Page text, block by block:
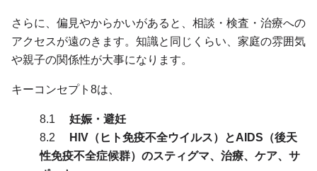
さらに、偏見やからかいがあると、相談・検査・治療への
アクセスが遠のきます。知識と同じくらい、家庭の雰囲気
や親子の関係性が大事になります。
キーコンセプト8は、
8.1 妊娠・避妊
8.2
HIV（ヒト免疫不全ウイルス）とAIDS（後天
性免疫不全症候群）のスティグマ、治療、ケア、サ